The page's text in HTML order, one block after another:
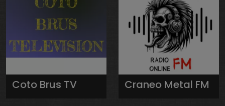
Coto Brus TV Craneo Metal FM